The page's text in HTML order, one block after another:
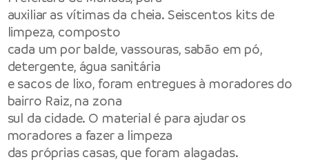
auxiliar as vítimas da cheia. Seiscentos kits de
limpeza, composto
cada um por balde, vassouras, sabão em pó,
detergente, água sanitária
e sacos de lixo, foram entregues à moradores do
bairro Raiz, na zona
sul da cidade. O material é para ajudar os
moradores a fazer a limpeza
das próprias casas, que foram alagadas.